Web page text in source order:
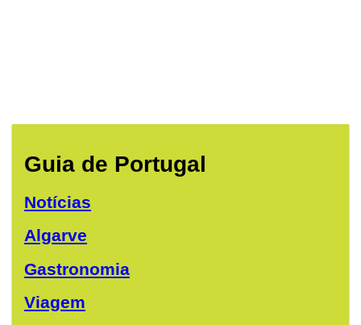
Guia de Portugal
Notícias
Algarve
Gastronomia
Viagem